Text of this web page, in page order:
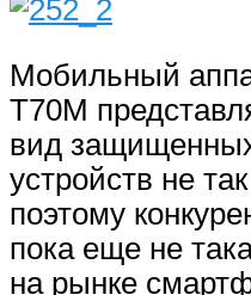
Мобильный
T70M
вид
устройств не
поэтому
пока еще не
на рынке